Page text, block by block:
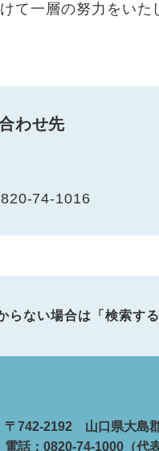
て一層の努力をい
わせ先
74-1016
らない場合は「検索す
〒742-2192 山口県大島
電話：0820-74-1000（代